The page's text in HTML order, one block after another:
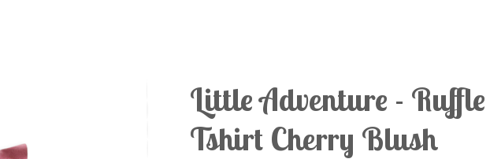
Little Adventure - Ruffle
Tshirt Cherry Blush